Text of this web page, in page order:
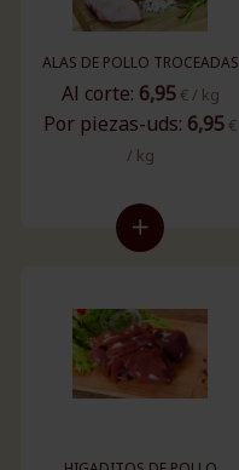
ALAS DE POLLO TROCEADAS
Al corte: 6,95€ / kg
Por piezas-uds: 6,95 €
/ kg